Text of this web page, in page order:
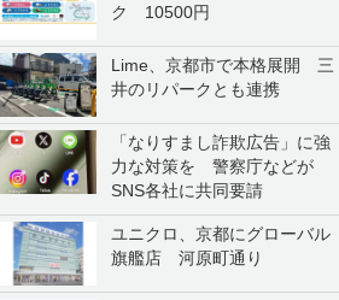
ク 10500円
Lime、京都市で本格展開 三
井のリパークとも連携
「なりすまし詐欺広告」に強
力な対策を 警察庁などが
SNS各社に共同要請
ユニクロ、京都にグローバル
旗艦店 河原町通り